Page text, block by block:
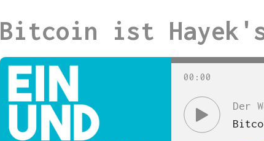
Bitcoin ist Hayek's
00 : 00
Der